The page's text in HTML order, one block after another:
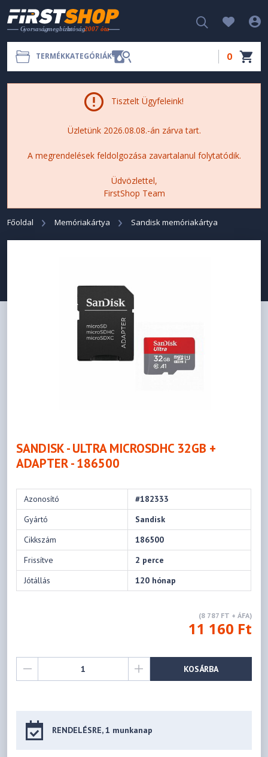
TERMÉKKATEGÓRIÁK 0
Tisztelt Ügyfeleink!
Üzletünk 2026.08.08.-án zárva tart.
A megrendelések feldolgozása zavartalanul folytatódik.
Üdvözlettel,
FirstShop Team
Főoldal Memóriakártya Sandisk memóriakártya
SANDISK - ULTRA MICROSDHC 32GB +
ADAPTER - 186500
Azonosító
#182333
Gyártó
Sandisk
Cikkszám
186500
Frissítve
2 perce
Jótállás
120 hónap
(8 787 FT + ÁFA)
11 160 Ft
KOSÁRBA
RENDELÉSRE, 1 munkanap